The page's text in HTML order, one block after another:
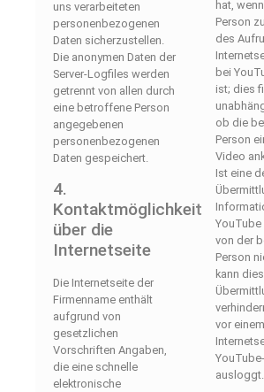
uns verarbeiteten
personenbezogenen
Daten sicherzustellen.
Die anonymen Daten der
Server-Logfiles werden
getrennt von allen durch
eine betroffene Person
angegebenen
personenbezogenen
Daten gespeichert.
4.
Kontaktmöglichkeit
über die
Internetseite
Die Internetseite der
Firmenname enthält
aufgrund von
gesetzlichen
Vorschriften Angaben,
die eine schnelle
elektronische
hat,
Person
des
bei
ist; dies
ob die
Person
Video
Ist eine
von der
Person
kann
vor
ausloggt.